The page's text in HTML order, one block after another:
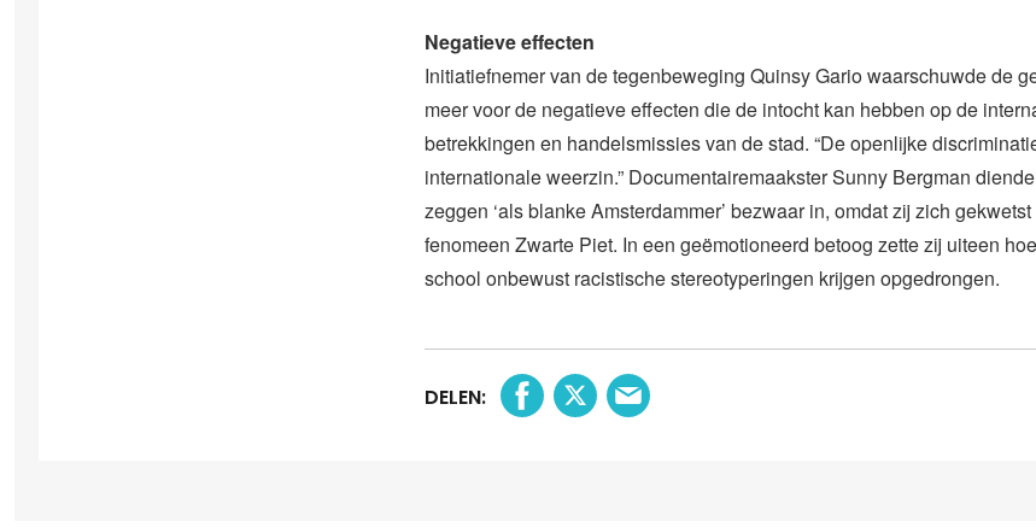
Negatieve effecten
Initiatiefnemer van de tegenbeweging Quinsy Gario waarschuwde de
meer voor de negatieve effecten die de intocht kan hebben op de
betrekkingen en handelsmissies van de stad. “De openlijke
internationale weerzin.” Documentairemaakster Sunny Bergman
zeggen ‘als blanke Amsterdammer’ bezwaar in, omdat zij zich
fenomeen Zwarte Piet. In een geëmotioneerd betoog zette zij uiteen
school onbewust racistische stereotyperingen krijgen opgedrongen.
DELEN: